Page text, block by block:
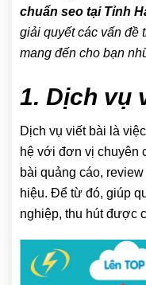
chuẩn seo tại Tỉnh
giải quyết các vấn đề
mang đến cho bạn
1. Dịch vụ
Dịch vụ viết bài là
hệ với đơn vị chuyên
bài quảng cáo,
hiệu. Để từ đó, giúp
nghiệp, thu hút được